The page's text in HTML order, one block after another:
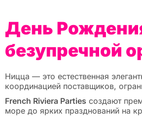
День
безупречной
Ницца — это естественная
координацией поставщиков,
French Riviera Parties создают
море до ярких празднований на